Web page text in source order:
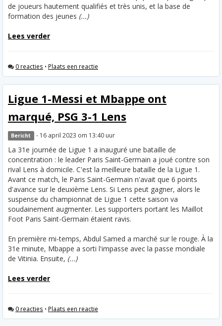
de joueurs hautement qualifiés et très unis, et la base de
formation des jeunes (...)
Lees verder
0 reacties • Plaats een reactie
Ligue 1-Messi et Mbappe ont
marqué, PSG 3-1 Lens
Bericht - 16 april 2023 om 13:40 uur
La 31e journée de Ligue 1 a inauguré une bataille de
concentration : le leader Paris Saint-Germain a joué contre son
rival Lens à domicile. C'est la meilleure bataille de la Ligue 1.
Avant ce match, le Paris Saint-Germain n'avait que 6 points
d'avance sur le deuxième Lens. Si Lens peut gagner, alors le
suspense du championnat de Ligue 1 cette saison va
soudainement augmenter. Les supporters portant les Maillot
Foot Paris Saint-Germain étaient ravis.
En première mi-temps, Abdul Samed a marché sur le rouge. À la
31e minute, Mbappe a sorti l'impasse avec la passe mondiale
de Vitinia. Ensuite, (...)
Lees verder
0 reacties • Plaats een reactie